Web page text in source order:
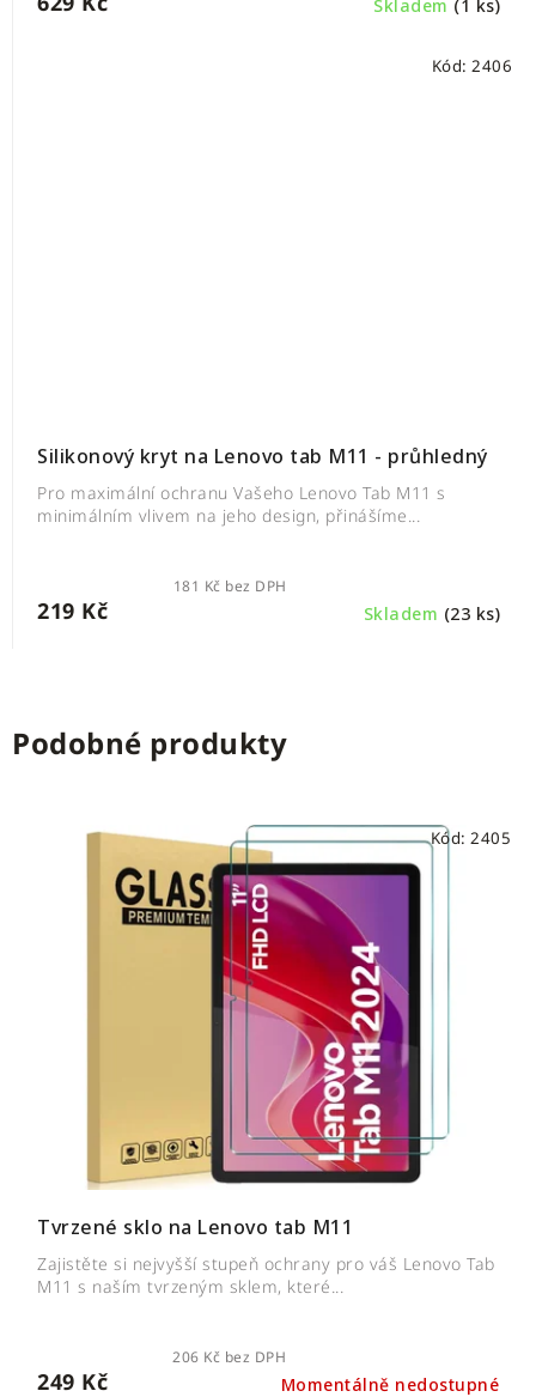
Skladem (1 ks)
Silikonový kryt na Lenovo tab M11 - průhledný
Skladem (23 ks)
181 Kč bez DPH
219 Kč
Pro maximální ochranu Vašeho Lenovo Tab M11 s
minimálním vlivem na jeho design, přinášíme...
Kód: 2406
Podobné produkty
Tvrzené sklo na Lenovo tab M11
Momentálně nedostupné
206 Kč bez DPH
249 Kč
Zajistěte si nejvyšší stupeň ochrany pro váš Lenovo Tab
M11 s naším tvrzeným sklem, které...
Kód: 2405